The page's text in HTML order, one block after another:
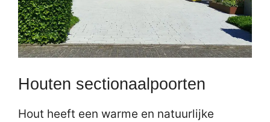
Houten sectionaalpoorten
Hout heeft een warme en natuurlijke